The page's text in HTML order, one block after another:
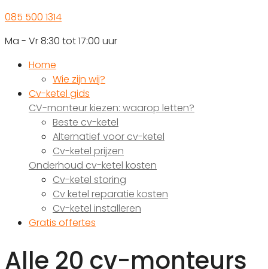
085 500 1314
Ma - Vr 8:30 tot 17:00 uur
Home
Wie zijn wij?
Cv-ketel gids
CV-monteur kiezen: waarop letten?
Beste cv-ketel
Alternatief voor cv-ketel
Cv-ketel prijzen
Onderhoud cv-ketel kosten
Cv-ketel storing
Cv ketel reparatie kosten
Cv-ketel installeren
Gratis offertes
Alle 20 cv-monteurs